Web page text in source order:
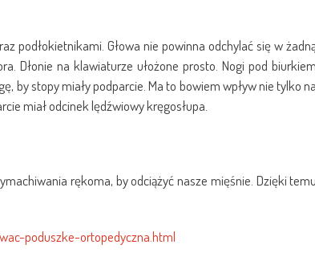
podłokietnikami. Głowa nie powinna odchylać się w
Dłonie na klawiaturze ułożone prosto. Nogi pod
by stopy miały podparcie. Ma to bowiem wpływ nie tylko
miał odcinek lędźwiowy kręgosłupa.
rękoma, by odciążyć nasze mięśnie. Dzięki
poduszke-ortopedyczna.html